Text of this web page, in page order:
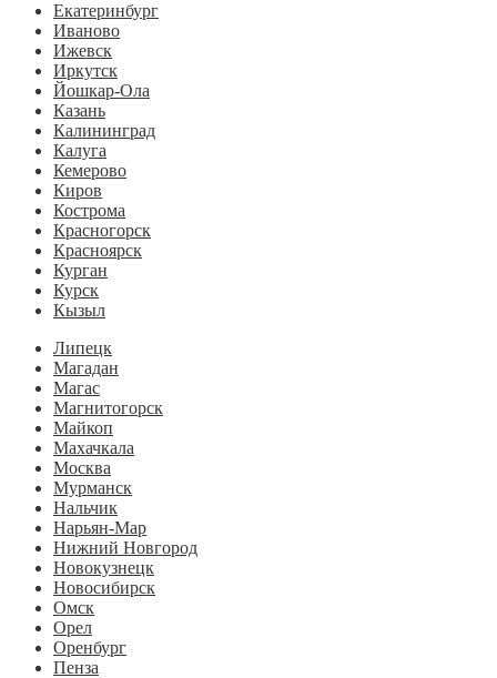
Екатеринбург
Иваново
Ижевск
Иркутск
Йошкар-Ола
Казань
Калининград
Калуга
Кемерово
Киров
Кострома
Красногорск
Красноярск
Курган
Курск
Кызыл
Липецк
Магадан
Магас
Магнитогорск
Майкоп
Махачкала
Москва
Мурманск
Нальчик
Нарьян-Мар
Нижний Новгород
Новокузнецк
Новосибирск
Омск
Орел
Оренбург
Пенза